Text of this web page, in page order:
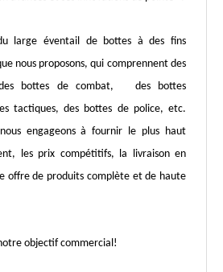
large éventail de bottes à des fins
nous proposons, qui comprennent des
bottes de combat, des bottes
tactiques, des bottes de police, etc.
engageons à fournir le plus haut
les prix compétitifs, la livraison en
offre de produits complète et de haute
objectif commercial!